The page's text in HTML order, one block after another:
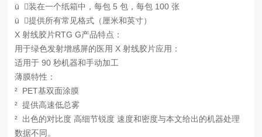
ü 装在一个纸箱中，每包 5 包，每包 100 张
ü 提供所有常见格式（厘米和英寸）
X 射线胶片RTG G产品特点：
用于绿色发射增感屏的医用 X 射线胶片应用：
适用于 90 秒机器和手动加工
薄膜特性：
² PET基双面涂膜
² 提供高速低总雾
² 出色的对比度 高细节锐度 速度和密度与本文给出的机器处理
数据不同。